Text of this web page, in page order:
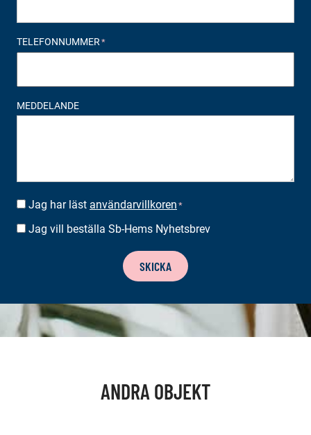
TELEFONNUMMER*
MEDDELANDE
SUOSTUMUS *
Jag har läst användarvillkoren *
BESTÄLLA
Jag vill beställa Sb-Hems Nyhetsbrev
SKICKA
ANDRA OBJEKT